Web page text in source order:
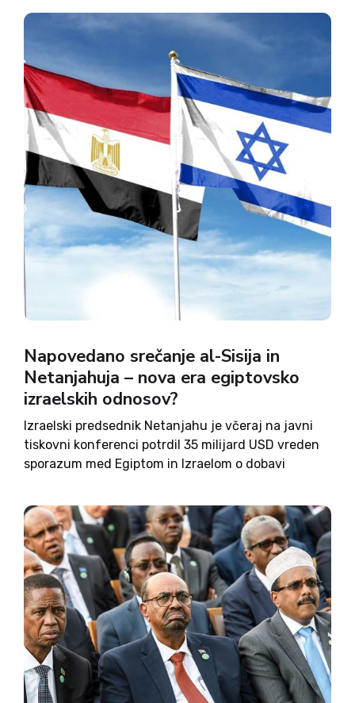
inBournovegaultimata,je vroč junijski dan v Adis
Abebi spremenila v vohunski,bombastični triler...
Napovedano srečanje al-Sisija in
Netanjahuja – nova era egiptovsko
izraelskih odnosov?
Izraelski predsednik Netanjahu je včeraj na javni
tiskovni konferenci potrdil 35 milijard USD vreden
sporazum med Egiptom in Izraelom o dobavi
kadarkoli podpisal Egipt, kar se tiče dobave
energentov. Že leta...